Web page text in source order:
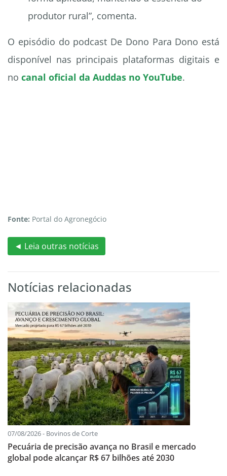
produtor rural”, comenta.
O episódio do podcast De Dono Para Dono está
disponível nas principais plataformas digitais e
no canal oficial da Auddas no YouTube.
Fonte: Portal do Agronegócio
◄ Leia outras notícias
Notícias relacionadas
07/08/2026 - Bovinos de Corte
Pecuária de precisão avança no Brasil e mercado
global pode alcançar R$ 67 bilhões até 2030